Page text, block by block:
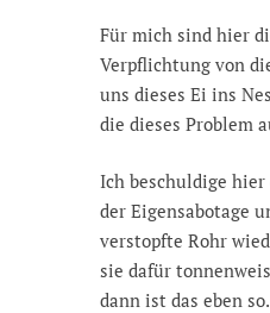
Für mich sind hier
Verpflichtung von
uns dieses Ei ins
die dieses Problem
Ich beschuldige
der Eigensabotage
verstopfte Rohr
sie dafür
dann ist das eben